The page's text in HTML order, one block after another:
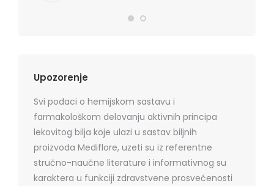
Upozorenje
Svi podaci o hemijskom sastavu i
farmakološkom delovanju aktivnih principa
lekovitog bilja koje ulazi u sastav biljnih
proizvoda Mediflore, uzeti su iz referentne
stručno-naučne literature i informativnog su
karaktera u funkciji zdravstvene prosvećenosti